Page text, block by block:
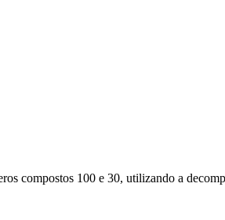
compostos 100 e 30, utilizando a